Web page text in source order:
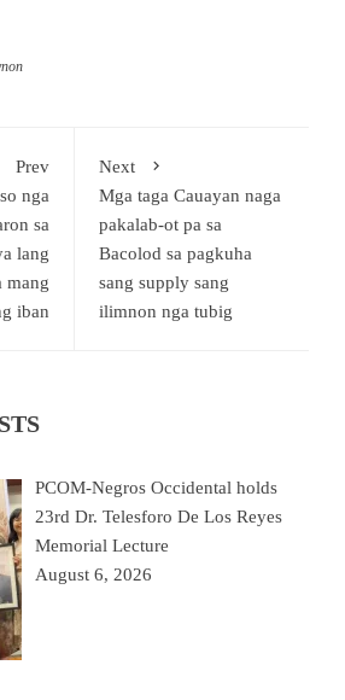
Prev
nga
sa
lang
mang
iban
Next
Mga taga Cauayan naga
pakalab-ot pa sa
Bacolod sa pagkuha
sang supply sang
ilimnon nga tubig
PCOM-Negros Occidental holds
23rd Dr. Telesforo De Los Reyes
Memorial Lecture
August 6, 2026